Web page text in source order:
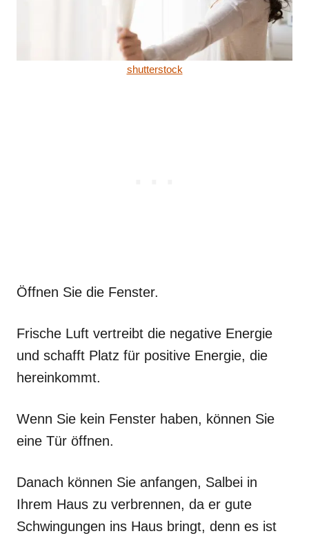
shutterstock
Öffnen Sie die Fenster.
Frische Luft vertreibt die negative Energie
und schafft Platz für positive Energie, die
hereinkommt.
Wenn Sie kein Fenster haben, können Sie
eine Tür öffnen.
Danach können Sie anfangen, Salbei in
Ihrem Haus zu verbrennen, da er gute
Schwingungen ins Haus bringt, denn es ist